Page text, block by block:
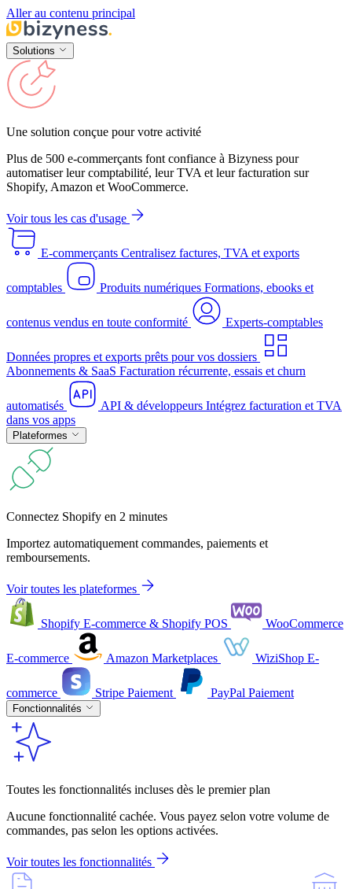
Aller au contenu principal
Solutions
Une solution conçue pour votre activité
Plus de 500 e-commerçants font confiance à Bizyness pour
automatiser leur comptabilité, leur TVA et leur facturation sur
Shopify, Amazon et WooCommerce.
Voir tous les cas d'usage
E-commerçants Centralisez factures, TVA et exports
comptables Produits numériques Formations, ebooks et
contenus vendus en toute conformité Experts-comptables
Données propres et exports prêts pour vos dossiers
Abonnements & SaaS Facturation récurrente, essais et churn
automatisés API & développeurs Intégrez facturation et TVA
dans vos apps
Plateformes
Connectez Shopify en 2 minutes
Importez automatiquement commandes, paiements et
remboursements.
Voir toutes les plateformes
Shopify E-commerce & Shopify POS WooCommerce
E-commerce Amazon Marketplaces WiziShop E-
commerce Stripe Paiement PayPal Paiement
Fonctionnalités
Toutes les fonctionnalités incluses dès le premier plan
Aucune fonctionnalité cachée. Vous payez selon votre volume de
commandes, pas selon les options activées.
Voir toutes les fonctionnalités